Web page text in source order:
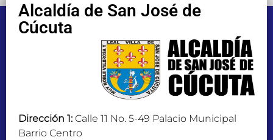
Alcaldía de San José de
Cúcuta
Dirección 1: Calle 11 No. 5-49 Palacio Municipal
Barrio Centro